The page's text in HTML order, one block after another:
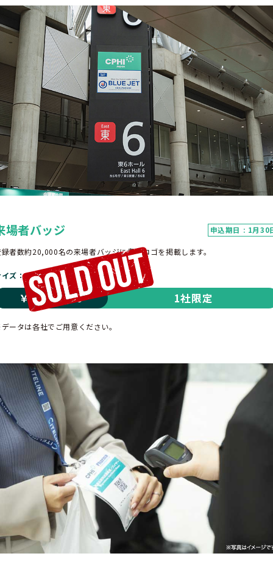
場者バッジ 申込期日 : 1月30
者数約20,000名の来場者バッジに貴社ロゴを掲載します。
ズ 20mm(H) × 40mm(W) 以内
￥1,000,000 1社限定
ータは各社でご用意ください。